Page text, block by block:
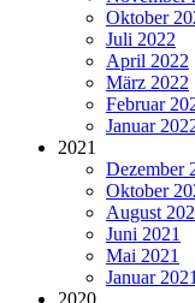
Oktober
Juli 2022
April 2022
März 2022
Februar
Januar
2021
Dezember
Oktober
August
Juni 2021
Mai 2021
Januar 2021
2020